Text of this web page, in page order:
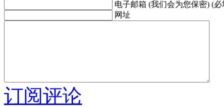
电子邮箱 (我们会为您保密) (必
网址
订阅评论